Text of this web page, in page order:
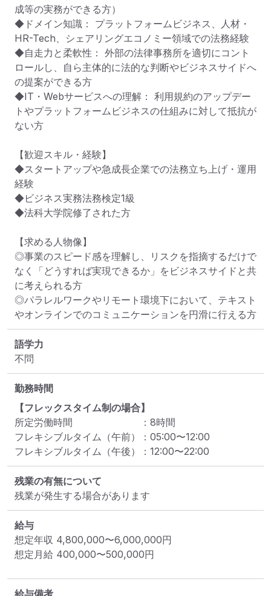
成等の実務ができる方）
◆ドメイン知識： プラットフォームビジネス、人材・
HR-Tech、シェアリングエコノミー領域での法務経験
◆自走力と柔軟性： 外部の法律事務所を適切にコント
ロールし、自ら主体的に法的な判断やビジネスサイドへ
の提案ができる方
◆IT・Webサービスへの理解： 利用規約のアップデー
トやプラットフォームビジネスの仕組みに対して抵抗が
ない方
【歓迎スキル・経験】
◆スタートアップや急成長企業での法務立ち上げ・運用
経験
◆ビジネス実務法務検定1級
◆法科大学院修了された方
【求める人物像】
◎事業のスピード感を理解し、リスクを指摘するだけで
なく「どうすれば実現できるか」をビジネスサイドと共
に考えられる方
◎パラレルワークやリモート環境下において、テキスト
やオンラインでのコミュニケーションを円滑に行える方
語学力
不問
勤務時間
【フレックスタイム制の場合】
所定労働時間
： 8時間
フレキシブルタイム（午前）
： 05:00〜12:00
フレキシブルタイム（午後）
： 12:00〜22:00
残業の有無について
残業が発生する場合があります
給与
想定年収 4,800,000〜6,000,000円
想定月給 400,000〜500,000円
給与備考